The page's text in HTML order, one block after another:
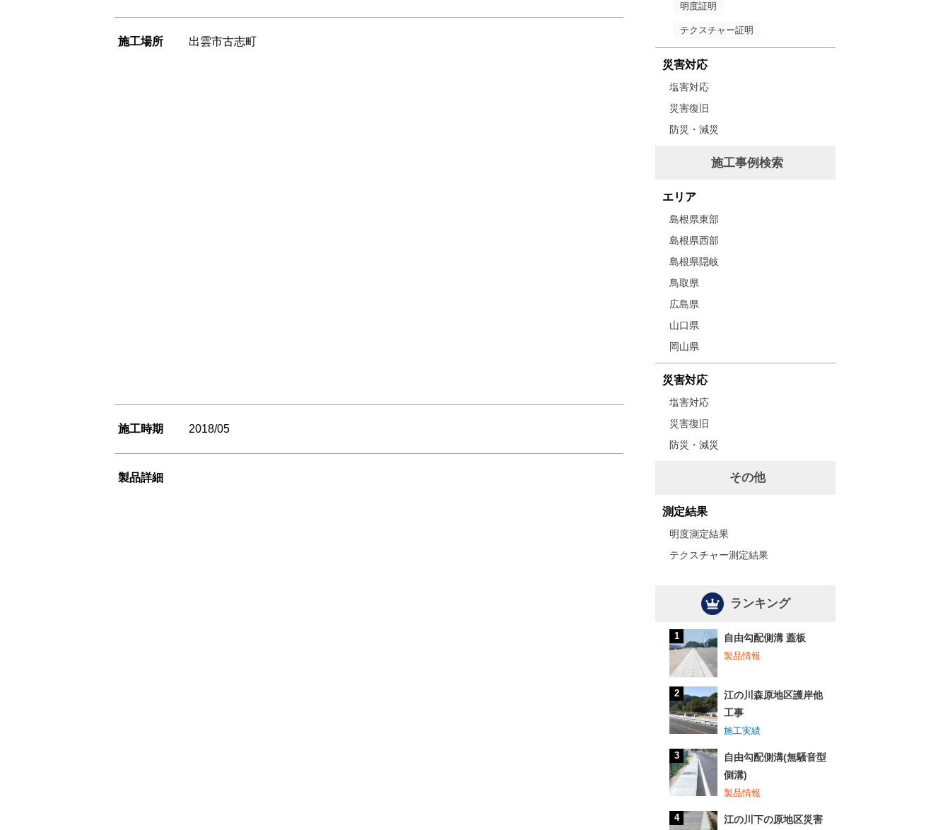
施工場所 出雲市古志町
施工時期 2018/05
製品詳細
明度証明
テクスチャー証明
災害対応
塩害対応
災害復旧
防災・減災
施工事例検索
エリア
島根県東部
島根県西部
島根県隠岐
鳥取県
広島県
山口県
岡山県
災害対応
塩害対応
災害復旧
防災・減災
その他
測定結果
明度測定結果
テクスチャー測定結果
ランキング
自由勾配側溝 蓋板
製品情報
江の川森原地区護岸他
工事
施工実績
自由勾配側溝(無騒音型
側溝)
製品情報
江の川下の原地区災害